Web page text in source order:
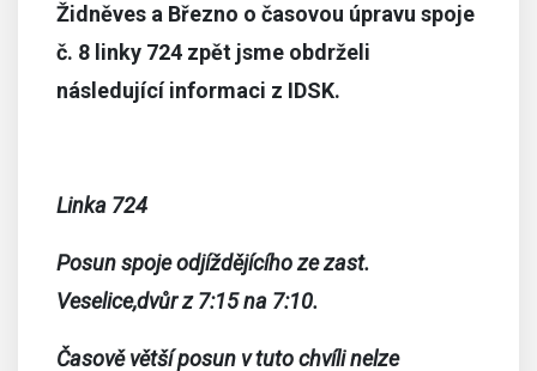
Židněves a Březno o časovou úpravu spoje
č. 8 linky 724 zpět jsme obdrželi
následující informaci z IDSK.
Linka 724
Posun spoje odjíždějícího ze zast.
Veselice,dvůr z 7:15 na 7:10.
Časově větší posun v tuto chvíli nelze